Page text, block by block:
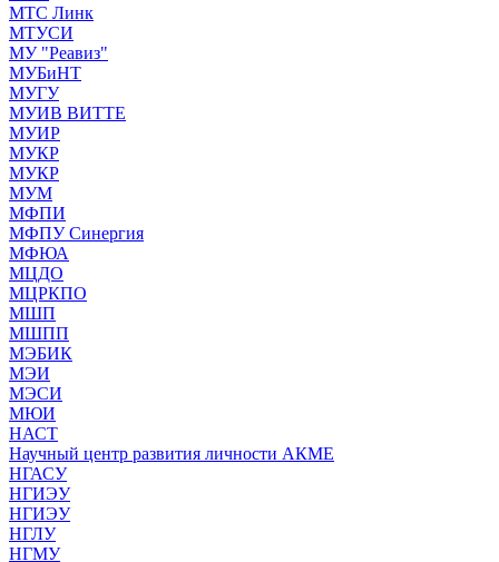
МТС Линк
МТУСИ
МУ "Реавиз"
МУБиНТ
МУГУ
МУИВ ВИТТЕ
МУИР
МУКР
МУКР
МУМ
МФПИ
МФПУ Синергия
МФЮА
МЦДО
МЦРКПО
МШП
МШПП
МЭБИК
МЭИ
МЭСИ
МЮИ
НАСТ
Научный центр развития личности АКМЕ
НГАСУ
НГИЭУ
НГИЭУ
НГЛУ
НГМУ